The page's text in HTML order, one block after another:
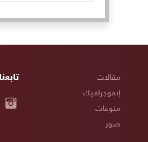
مقالات
إنفوجرافيك
منوعات
صور